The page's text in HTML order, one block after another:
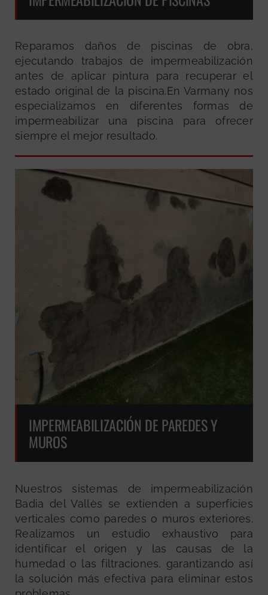
Reparamos daños de piscinas de obra,
ejecutando trabajos de impermeabilización
antes de aplicar pintura para recuperar el
estado original de la piscina.En Varmany nos
especializamos en diferentes formas de
impermeabilizar una piscina para ofrecer
siempre el mejor resultado.
IMPERMEABILIZACIÓN DE PAREDES Y
MUROS
Nuestros sistemas de impermeabilización
Badia del Vallès se extienden a superficies
verticales como paredes o muros exteriores.
Realizamos un estudio exhaustivo para
identificar el origen y las causas de la
humedad o las filtraciones, garantizando así
la solución más efectiva para eliminar estos